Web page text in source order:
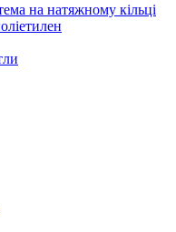
на натяжному кільці